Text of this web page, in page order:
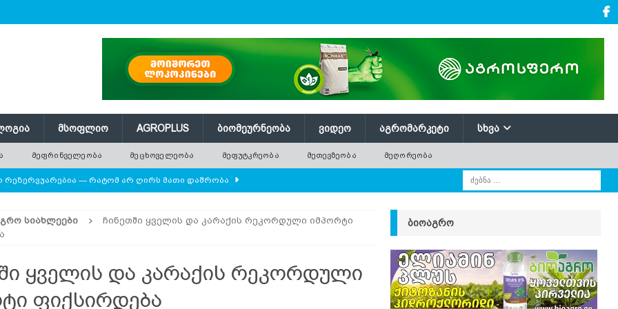
ᲛᲡᲝᲤᲚᲘᲝ AGROPLUS ᲑᲘᲝᲛᲔᲣᲠᲜᲔᲝᲑᲐ ᲕᲘᲓᲔᲝ ᲐᲒᲠᲝᲛᲐᲠᲙᲔᲢᲘ ᲡᲮᲕᲐ
ᲛᲔᲤᲠᲘᲜᲕᲔᲚᲔᲝᲑᲐ ᲛᲔᲪᲮᲝᲕᲔᲚᲔᲝᲑᲐ ᲛᲔᲤᲣᲢᲙᲠᲔᲝᲑᲐ ᲛᲔᲗᲔᲕᲖᲔᲝᲑᲐ ᲛᲔᲦᲝᲠᲔᲝᲑᲐ
რეზერვუარებია — რატომ არ ღირს მათი დაშრობა
წონას უტოლდებოდა AGROPLUS
მოშენების დროს
ეკოსისტემის საფუძველია — რატომ ქრება ველური
ᲡᲘᲐᲮᲚᲔᲔᲑᲘ
ჩინეთში ყველის და კარაქის რეკორდული იმპორტი
ყველის და კარაქის რეკორდული
ფიქსირდება
ᲑᲘᲝᲐᲒᲠᲝ